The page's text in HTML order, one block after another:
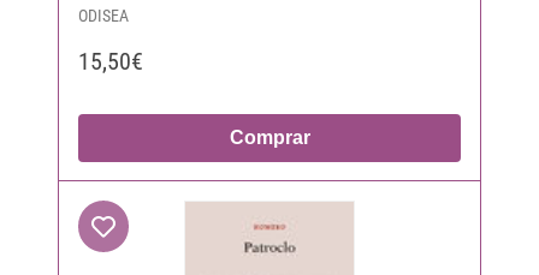
ODISEA
15,50€
Comprar